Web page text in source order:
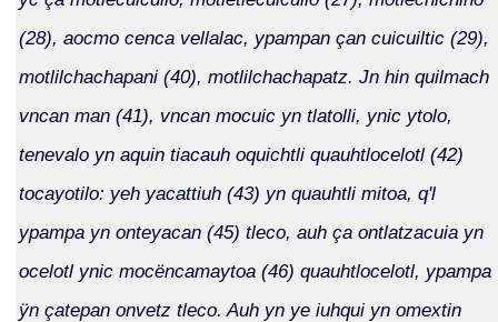
(28), aocmo cenca vellalac, ypampan çan cuicuiltic (29),
motlilchachapani (40), motlilchachapatz. Jn hin quilmach
vncan man (41), vncan mocuic yn tlatolli, ynic ytolo,
tenevalo yn aquin tiacauh oquichtli quauhtlocelotl (42)
tocayotilo: yeh yacattiuh (43) yn quauhtli mitoa, q'l
ypampa yn onteyacan (45) tleco, auh ça ontlatzacuia yn
ocelotl ynic mocëncamaytoa (46) quauhtlocelotl, ypampa
ÿn çatepan onvetz tleco. Auh yn ye iuhqui yn omextin